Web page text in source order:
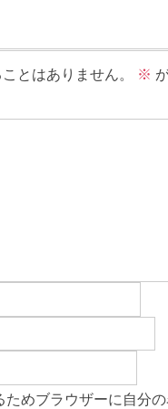
とはありません。 ※
ためブラウザーに自分